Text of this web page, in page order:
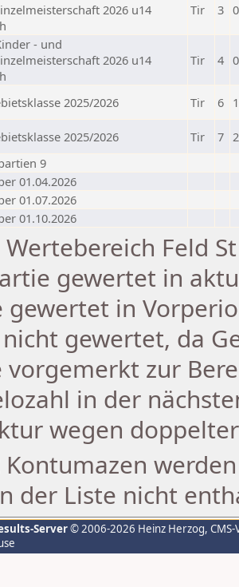
2026 u14
Tir 3
- und
2026 u14
Tir 4
2025/2026 Tir 6
2025/2026 Tir 7
9
01.04.2026
01.07.2026
01.10.2026
Wertebereich Feld
gewertet in
gewertet in
gewertet, da
vorgemerkt zur
in der
wegen
Kontumazen
der Liste nicht
Server© 2006-2026 Heinz Herzog,